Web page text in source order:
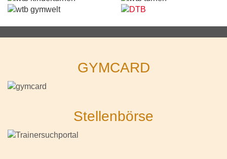
GYMCARD
Stellenbörse